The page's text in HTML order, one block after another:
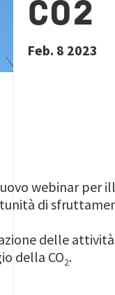
CO2
Feb. 8 2023
webinarper
di
delle
della CO2.